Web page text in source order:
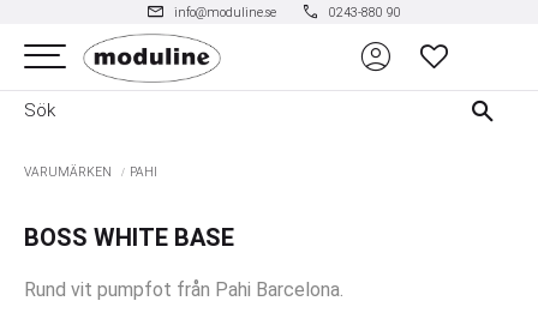
Meny
mail info@moduline.se phone 0243-880 90
account_circle FAVORITER
VARUMÄRKEN PAHI
BOSS WHITE BASE
Rund vit pumpfot från Pahi Barcelona.